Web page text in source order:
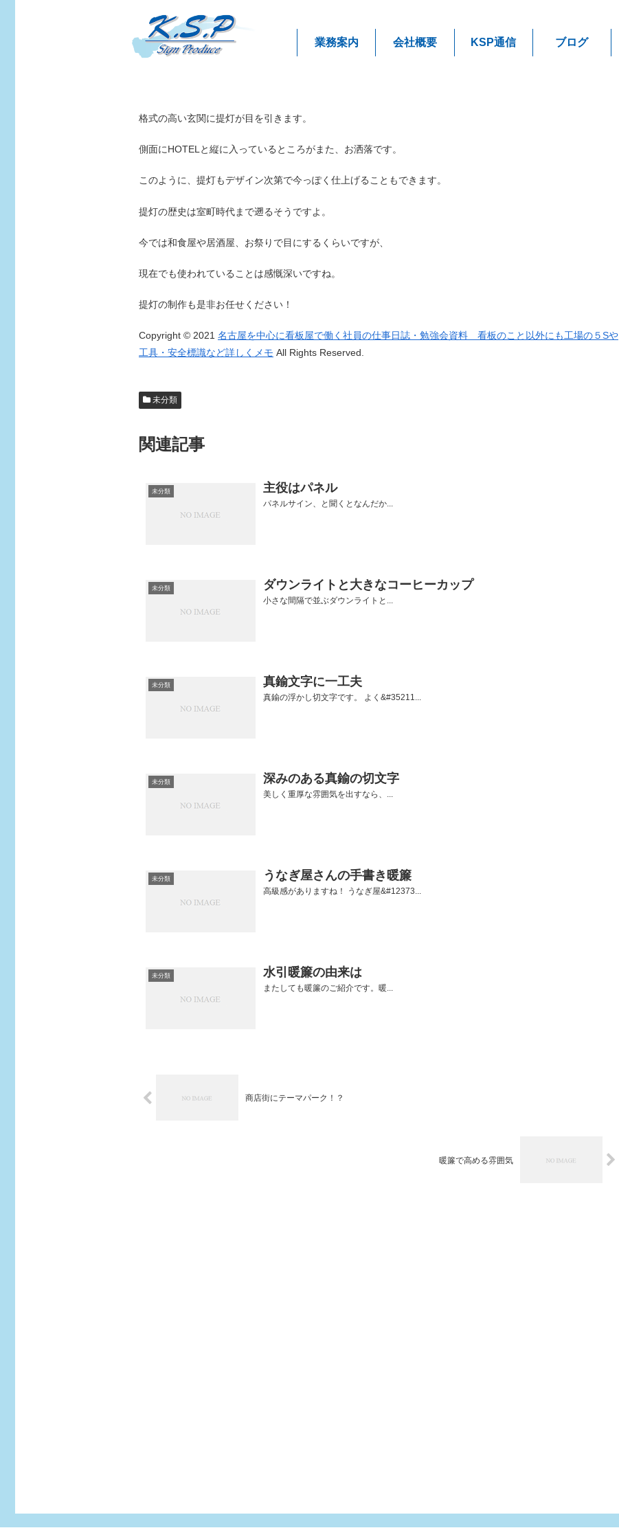
業務案内 会社概要 KSP通信 ブログ
格式の高い玄関に提灯が目を引きます。
側面にHOTELと縦に入っているところがまた、お洒落です。
このように、提灯もデザイン次第で今っぽく仕上げることもできます。
提灯の歴史は室町時代まで遡るそうですよ。
今では和食屋や居酒屋、お祭りで目にするくらいですが、
現在でも使われていることは感慨深いですね。
提灯の制作も是非お任せください！
Copyright © 2021 名古屋を中心に看板屋で働く社員の仕事日誌・勉強会資料 看板のこと以外にも工場の５Sや
工具・安全標識など詳しくメモ All Rights Reserved.
未分類
関連記事
未分類 主役はパネル
パネルサイン、と聞くとなんだか...
未分類 ダウンライトと大きなコーヒーカップ
小さな間隔で並ぶダウンライトと...
未分類 真鍮文字に一工夫
真鍮の浮かし切文字です。 よく&#35211...
未分類 深みのある真鍮の切文字
美しく重厚な雰囲気を出すなら、...
未分類 うなぎ屋さんの手書き暖簾
高級感がありますね！ うなぎ屋&#12373...
未分類 水引暖簾の由来は
またしても暖簾のご紹介です。暖...
商店街にテーマパーク！？
暖簾で高める雰囲気